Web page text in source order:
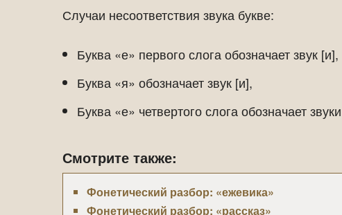
Случаи несоответствия звука букве:
Буква «е» первого слога обозначает звук [и],
Буква «я» обозначает звук [и],
Буква «е» четвертого слога обозначает
Смотрите также:
Фонетический разбор: «ежевика»
Фонетический разбор: «рассказ»